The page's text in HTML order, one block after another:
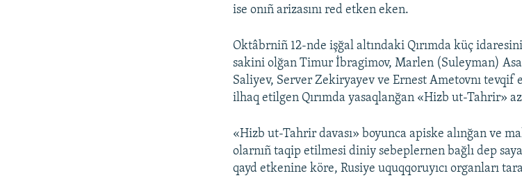
ise onıñ arizasını red etken eken.
Oktâbrniñ 12-nde işğal altındaki Qırımda küç
sakini olğan Timur İbragimov, Marlen (Suleyman)
Saliyev, Server Zekiryayev ve Ernest Ametovnı tevqif
ilhaq etilgen Qırımda yasaqlanğan «Hizb ut-Tahrir»
«Hizb ut-Tahrir davası» boyunca apiske alınğan ve
olarnıñ taqip etilmesi diniy sebeplernen bağlı dep
qayd etkenine köre, Rusiye uquqqoruyıcı organları